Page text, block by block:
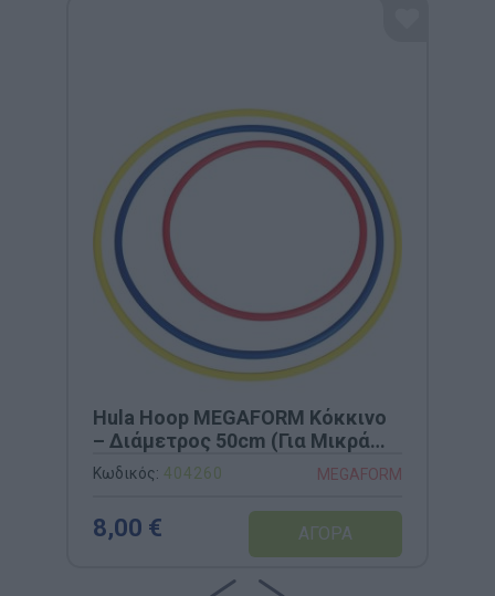
Hula Hoop MEGAFORM Κόκκινο
– Διάμετρος 50cm (Για Μικρά
Παιδιά & Ασκήσεις)
Κωδικός: 404260 MEGAFORM
8,00 €